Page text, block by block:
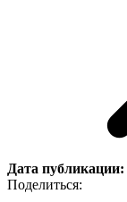
Дата публикации:
Поделиться: